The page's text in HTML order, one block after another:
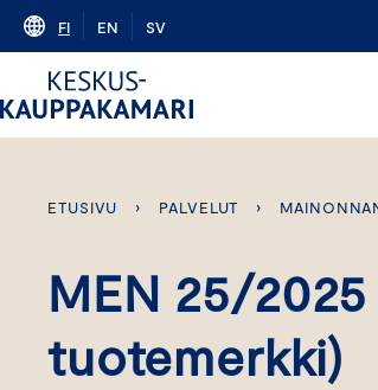
Skip
content
FI EN SV
ETUSIVU › PALVELUT ›
MEN 25/
tuotemerkki)